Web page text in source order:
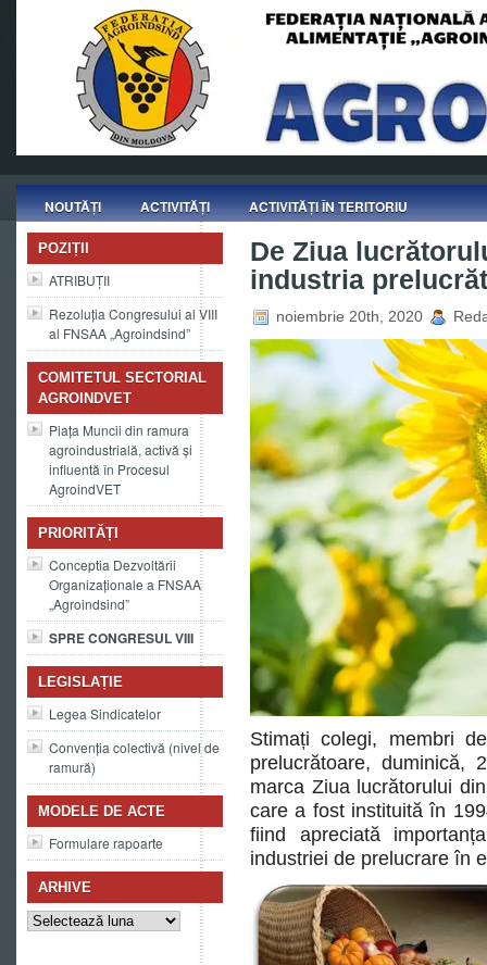
NOUTĂȚI ACTIVITĂȚI ACTIVITĂȚI ÎN TERITORIU
POZIȚII
ATRIBUȚII
Rezoluția Congresului al VIII
al FNSAA „Agroindsind”
COMITETUL SECTORIAL
AGROINDVET
Piața Muncii din ramura
agroindustrială, activă și
influentă în Procesul
AgroindVET
PRIORITĂȚI
Conceptia Dezvoltării
Organizaționale a FNSAA
„Agroindsind”
SPRE CONGRESUL VIII
LEGISLAȚIE
Legea Sindicatelor
Convenția colectivă (nivel de
ramură)
MODELE DE ACTE
Formulare rapoarte
ARHIVE
Arhive
De Ziua
industria
noiembrie 20th, 2020
Stimați colegi, membri
prelucrătoare, duminică,
marca Ziua lucrătorului
care a fost instituită în
fiind apreciată
industriei de prelucrare în